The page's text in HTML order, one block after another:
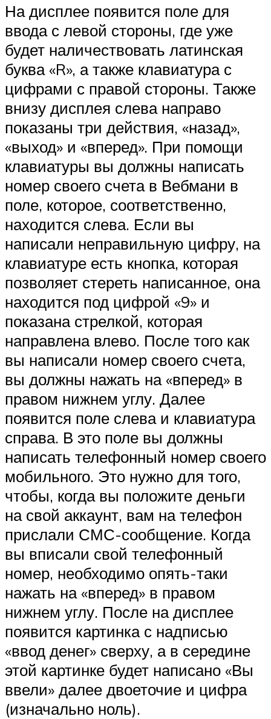
На дисплее появится поле для
ввода с левой стороны, где уже
будет наличествовать латинская
буква «R», а также клавиатура с
цифрами с правой стороны. Также
внизу дисплея слева направо
показаны три действия, «назад»,
«выход» и «вперед». При помощи
клавиатуры вы должны написать
номер своего счета в Вебмани в
поле, которое, соответственно,
находится слева. Если вы
написали неправильную цифру, на
клавиатуре есть кнопка, которая
позволяет стереть написанное, она
находится под цифрой «9» и
показана стрелкой, которая
направлена влево. После того как
вы написали номер своего счета,
вы должны нажать на «вперед» в
правом нижнем углу. Далее
появится поле слева и клавиатура
справа. В это поле вы должны
написать телефонный номер своего
мобильного. Это нужно для того,
чтобы, когда вы положите деньги
на свой аккаунт, вам на телефон
прислали СМС-сообщение. Когда
вы вписали свой телефонный
номер, необходимо опять-таки
нажать на «вперед» в правом
нижнем углу. После на дисплее
появится картинка с надписью
«ввод денег» сверху, а в середине
этой картинке будет написано «Вы
ввели» далее двоеточие и цифра
(изначально ноль).